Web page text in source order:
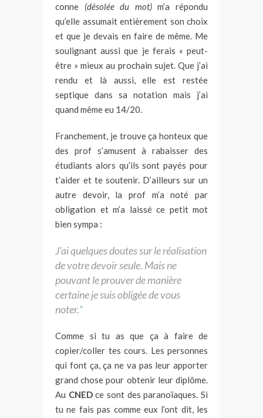
conne (désolée du mot)m’a répondu
qu’elle assumait entièrement son choix
et que je devais en faire de même. Me
soulignant aussi que je ferais « peut-
être » mieux au prochain sujet. Que j’ai
rendu et là aussi, elle est restée
septique dans sa notation mais j’ai
quand même eu 14/20.
Franchement, je trouve ça honteux que
des prof s’amusent à rabaisser des
étudiants alors qu’ils sont payés pour
t’aider et te soutenir. D’ailleurs sur un
autre devoir, la prof m’a noté par
obligation et m’a laissé ce petit mot
bien sympa :
J’ai quelques doutes sur le réalisation
de votre devoir seule. Mais ne
pouvant le prouver de manière
certaine je suis obligée de vous
noter.
Comme si tu as que ça à faire de
copier/coller tes cours. Les personnes
qui font ça, ça ne va pas leur apporter
grand chose pour obtenir leur diplôme.
Au CNEDce sont des paranoïaques. Si
tu ne fais pas comme eux l’ont dit, les